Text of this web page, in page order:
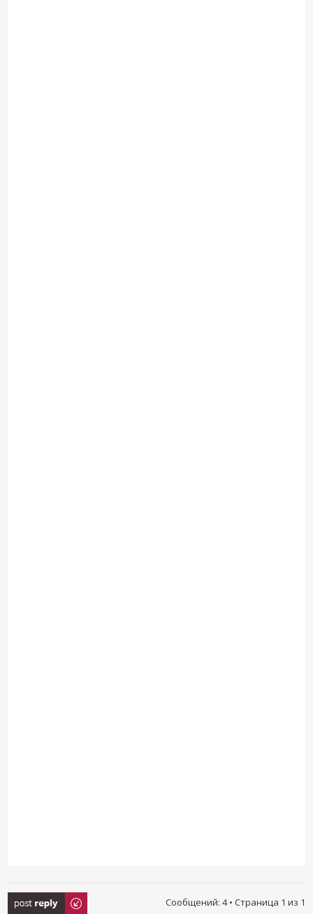
Ответить Сообщений: 4 • Страница 1 из 1